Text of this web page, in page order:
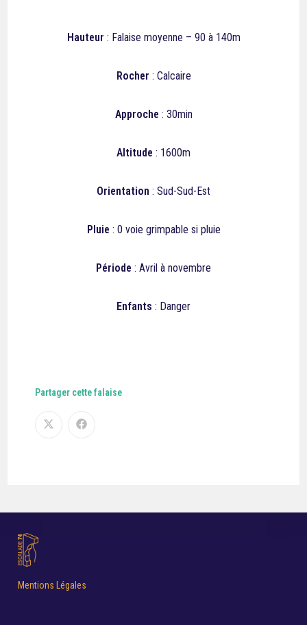
Hauteur : Falaise moyenne – 90 à 140m
Rocher : Calcaire
Approche : 30min
Altitude : 1600m
Orientation : Sud-Sud-Est
Pluie : 0 voie grimpable si pluie
Période : Avril à novembre
Enfants : Danger
Partager cette falaise
Mentions Légales